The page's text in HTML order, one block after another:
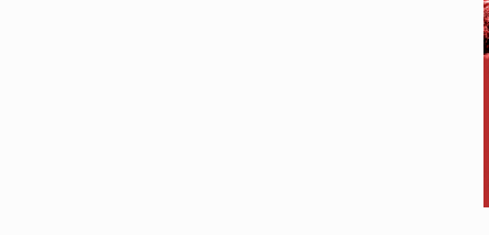
හිටපු ආරක්ෂක අමාත්‍යංශ ලේකම් හේමසිරි ප්‍රනාන්දු විශේෂ
වසර තුළ ලොව පුරා විවිධ තනතුරු නාම වලින්…
අඩවියක සැරිසරා ලද ආස්වාදනීය මොහොතක
වන ජනතා විමුක්ති පෙරමුණේ කාලයක පටන් තිබුණු ප්‍රධාන